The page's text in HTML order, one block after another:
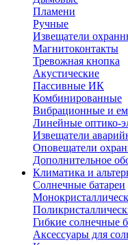
Пламени
Ручные
Извещатели
Магнитоконтакты
Тревожная кнопка
Акустические
Пассивные ИК
Комбинированные
Вибрационные и
Линейные оптико-
Извещатели
Оповещатели
Дополнительное
Климатика и
Солнечные батареи
Гибкие солнечные
Аксессуары для